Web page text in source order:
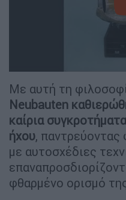
Με αυτή τη
Neubauten
καίρια
ήχου, παντρεύοντας
με αυτοσχέδιες
φθαρμένο ορισμό